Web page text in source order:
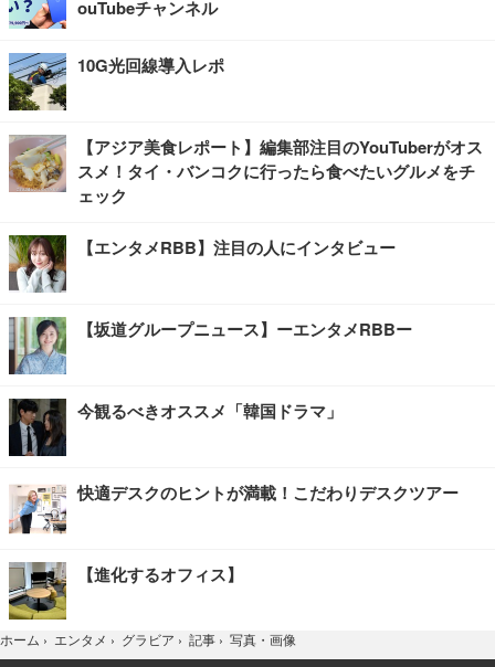
ouTubeチャンネル
10G光回線導入レポ
【アジア美食レポート】編集部注目のYouTuberがオス
スメ！タイ・バンコクに行ったら食べたいグルメをチ
ェック
【エンタメRBB】注目の人にインタビュー
【坂道グループニュース】ーエンタメRBBー
今観るべきオススメ「韓国ドラマ」
快適デスクのヒントが満載！こだわりデスクツアー
【進化するオフィス】
ホーム › エンタメ › グラビア › 記事 › 写真・画像